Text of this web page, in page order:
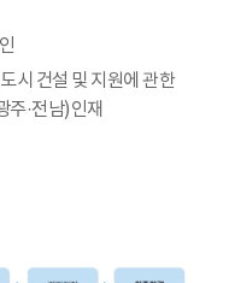
시 건설 및 지원에 관한
주·전남)인재